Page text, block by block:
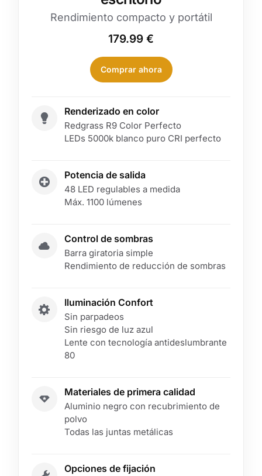
Rendimiento compacto y portátil
179.99 €
Comprar ahora
Renderizado en color
Redgrass R9 Color Perfecto
LEDs 5000k blanco puro CRI perfecto
Potencia de salida
48 LED regulables a medida
Máx. 1100 lúmenes
Control de sombras
Barra giratoria simple
Rendimiento de reducción de sombras
Iluminación Confort
Sin parpadeos
Sin riesgo de luz azul
Lente con tecnología antideslumbrante
80
Materiales de primera calidad
Aluminio negro con recubrimiento de
polvo
Todas las juntas metálicas
Opciones de fijación